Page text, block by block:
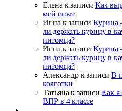
Елена к записи Как
мой опыт
Инна к записи Курица
ли держать курицу в
питомца?
Инна к записи Курица
ли держать курицу в
питомца?
Александр к записи В
колготки
Татьяна к записи Как я
ВПР в 4 классе